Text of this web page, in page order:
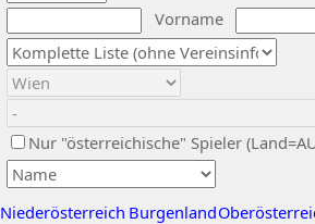
Vorname
Nur "österreichische" Spieler
Niederösterreich Burgenland